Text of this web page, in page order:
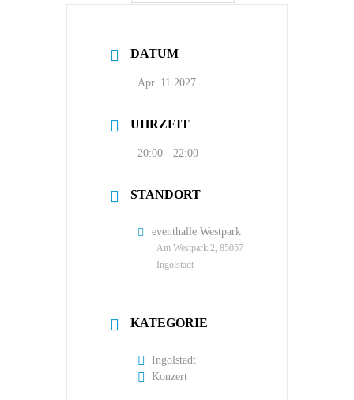
DATUM
Apr. 11 2027
UHRZEIT
20:00 - 22:00
STANDORT
eventhalle Westpark
Am Westpark 2, 85057
Ingolstadt
KATEGORIE
Ingolstadt
Konzert